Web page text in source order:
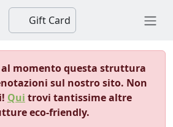
Gift Card
al momento questa struttura
sul nostro sito. Non
Qui trovi tantissime altre
eco-friendly.